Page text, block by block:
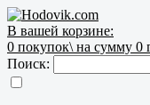
В вашей корзине:
0 покупок\ на сумму 0
Поиск: